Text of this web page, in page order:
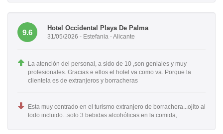
9.6
Hotel Occidental Playa De Palma
31/05/2026 - Estefania - Alicante
La atención del personal, a sido de 10 ,son geniales y muy
profesionales. Gracias e ellos el hotel va como va. Porque la
clientela es de extranjeros y borracheras
Esta muy centrado en el turismo extranjero de borrachera...ojito al
todo incluido...solo 3 bebidas alcohólicas en la comida,